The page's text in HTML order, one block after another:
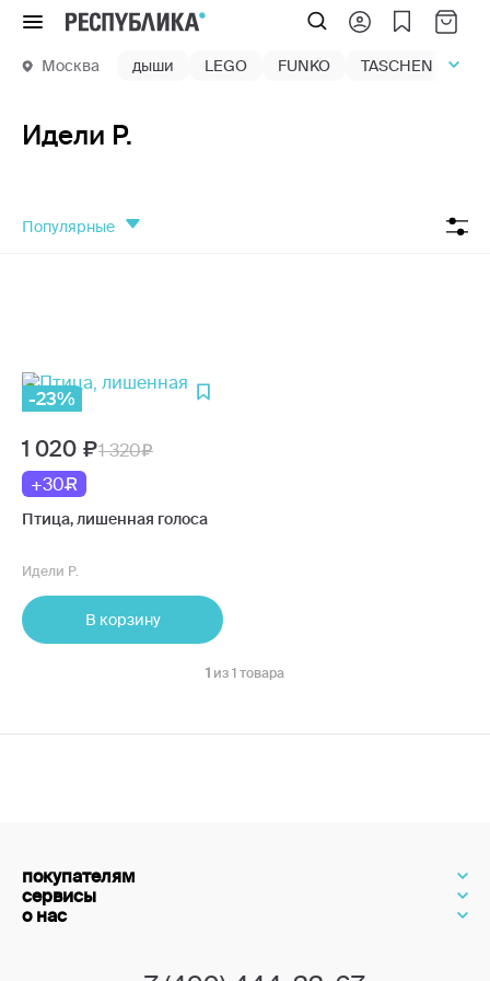
Меню
Москва дыши LEGO FUNKO TASCHEN
Идели Р.
популярные
-23%
1 020
1 320
+30
Птица, лишенная голоса
Идели Р.
В корзину
1 из 1 товара
покупателям
сервисы
о нас